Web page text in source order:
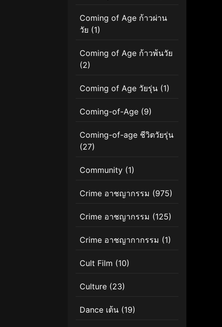
Coming of Age ก้าวผ่าน
วัย (1)
Coming of Age ก้าวพ้นวัย
(2)
Coming of Age วัยรุ่น (1)
Coming-of-Age (9)
Coming-of-age ชีวิตวัยรุ่น
(27)
Community (1)
Crime อาชญากรรม (975)
Crime อาชญากรรม (125)
Crime อาชญากากรรม (1)
Cult Film (10)
Culture (23)
Dance เต้น (19)